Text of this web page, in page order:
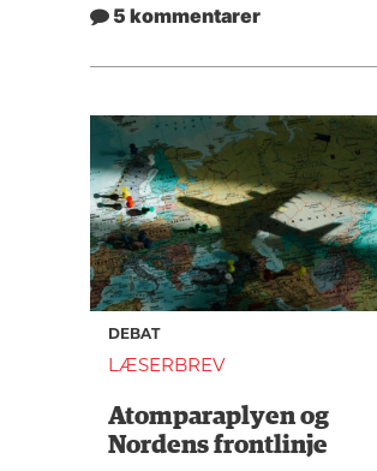
5 kommentarer
DEBAT
LÆSERBREV
Atomparaplyen og
Nordens frontlinje